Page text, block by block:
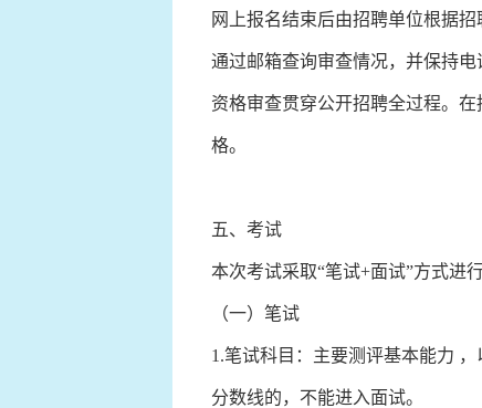
网上报名结束后由招聘单位根据
通过邮箱查询审查情况，并保持电
资格审查贯穿公开招聘全过程。
格。
五、考试
本次考试采取“笔试+面试”方式进行
（一）笔试
1.笔试科目：主要测评基本能力
分数线的，不能进入面试。